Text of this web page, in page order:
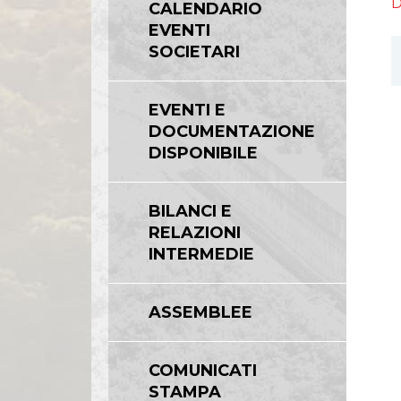
CALENDARIO
EVENTI
SOCIETARI
EVENTI E
DOCUMENTAZIONE
DISPONIBILE
BILANCI E
RELAZIONI
INTERMEDIE
ASSEMBLEE
COMUNICATI
STAMPA